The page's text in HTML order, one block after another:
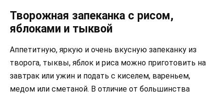
Творожная запеканка с рисом,
яблоками и тыквой
Аппетитную, яркую и очень вкусную запеканку из
творога, тыквы, яблок и риса можно приготовить на
завтрак или ужин и подать с киселем, вареньем,
медом или сметаной. В отличие от большинства